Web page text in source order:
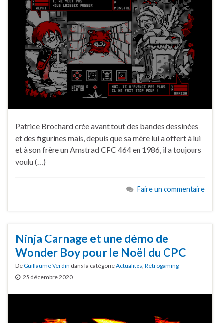
Patrice Brochard crée avant tout des bandes dessinées
et des figurines mais, depuis que sa mère lui a offert à lui
et à son frère un Amstrad CPC 464 en 1986, il a toujours
voulu (…)
Faire un commentaire
Ninja Carnage et une démo de
Wonder Boy pour le Noël du CPC
DeGuillaume Verdin dans la catégorieActualités, Retrogaming
25 décembre 2020